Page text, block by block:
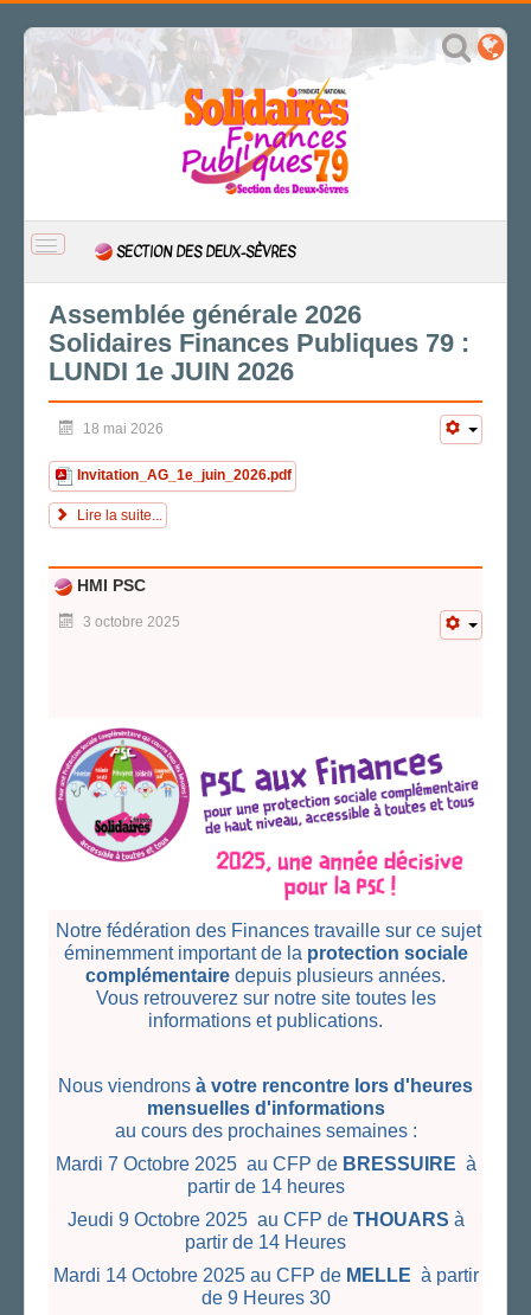
BASCULER
NAVIGATION
SECTION DES DEUX-SÈVRES
ACTUALITÉ
CSAL
CAP/Recours
FS SSCT
Action sociale
Archives
LA SECTION
AGENDA
Assemblée générale 2026
Solidaires Finances Publiques 79 :
LUNDI 1e JUIN 2026
18 mai 2026
Invitation_AG_1e_juin_2026.pdf
Lire la suite...
HMI PSC
3 octobre 2025
Notre fédération des Finances travaille sur ce sujet
éminemment important de la protection sociale
complémentaire depuis plusieurs années.
Vous retrouverez sur notre site toutes les
informations et publications.
Nous viendrons à votre rencontre lors d'heures
mensuelles d'informations
au cours des prochaines semaines :
Mardi 7 Octobre 2025 au CFP de BRESSUIRE à
partir de 14 heures
Jeudi 9 Octobre 2025 au CFP de THOUARS à
partir de 14 Heures
Mardi 14 Octobre 2025 au CFP de MELLE à partir
de 9 Heures 30